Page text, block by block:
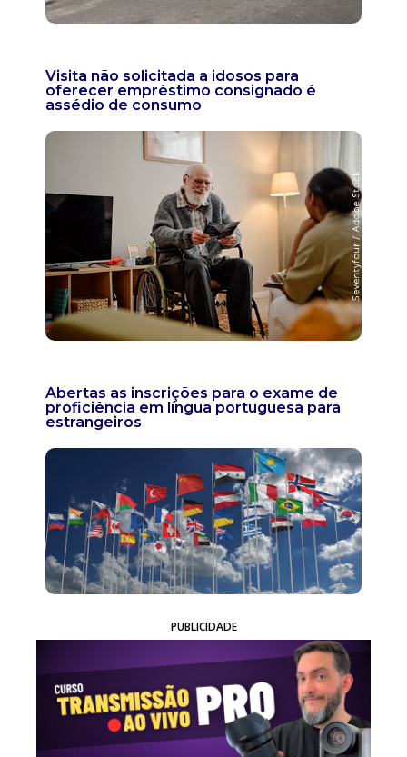
Visita não solicitada a idosos para
oferecer empréstimo consignado é
assédio de consumo
Abertas as inscrições para o exame de
proficiência em língua portuguesa para
estrangeiros
PUBLICIDADE